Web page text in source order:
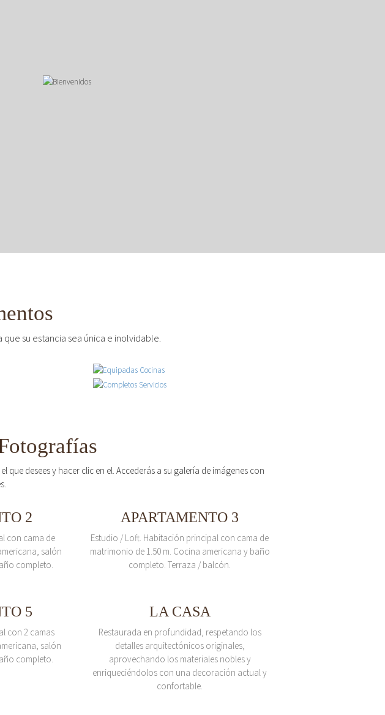
su estancia sea única e inolvidable.
desees y hacer clic en el. Accederás a su galería de imágenes con
2
con cama de
salón
completo.
APARTAMENTO 3
Estudio / Loft. Habitación principal con cama de
matrimonio de 1.50 m. Cocina americana y baño
completo. Terraza / balcón.
5
con 2 camas
salón
completo.
LA CASA
Restaurada en profundidad, respetando los
detalles arquitectónicos originales,
aprovechando los materiales nobles y
enriqueciéndolos con una decoración actual y
confortable.